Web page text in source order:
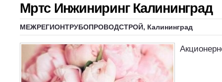
Мртс Инжиниринг Калининград
МЕЖРЕГИОНТРУБОПРОВОДСТРОЙ, Калининград